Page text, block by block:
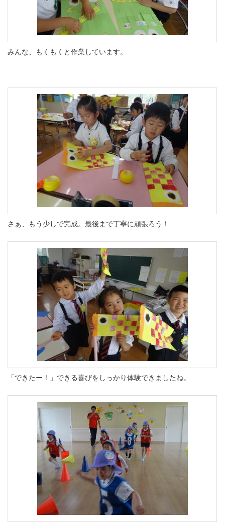
みんな、もくもくと作業しています。
さぁ、もう少しで完成。最後まで丁寧に頑張ろう！
「できたー！」できる喜びをしっかり体験できましたね。